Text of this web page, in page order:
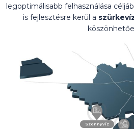
legoptimálisabb felhasználása
is fejlesztésre kerül a
Szennyvíz